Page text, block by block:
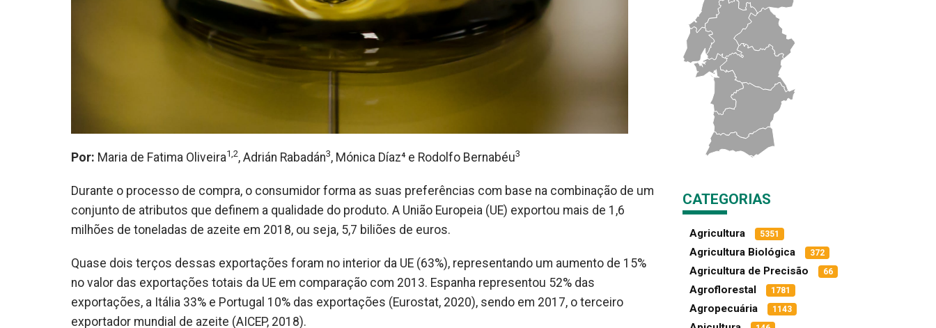
Por: Maria de Fatima Oliveira1,2, Adrián Rabadán3, Mónica Díaz⁴ e Rodolfo Bernabéu3
Durante o processo de compra, o consumidor forma as suas preferências com base na combinação de um
conjunto de atributos que definem a qualidade do produto. A União Europeia (UE) exportou mais de 1,6
milhões de toneladas de azeite em 2018, ou seja, 5,7 biliões de euros.
Quase dois terços dessas exportações foram no interior da UE (63%), representando um aumento de 15%
no valor das exportações totais da UE em comparação com 2013. Espanha representou 52% das
exportações, a Itália 33% e Portugal 10% das exportações (Eurostat, 2020), sendo em 2017, o terceiro
exportador mundial de azeite (AICEP, 2018).
CATEGORIAS
Agricultura 5351
Agricultura Biológica 372
Agricultura de Precisão 66
Agroflorestal 1781
Agropecuária 1143